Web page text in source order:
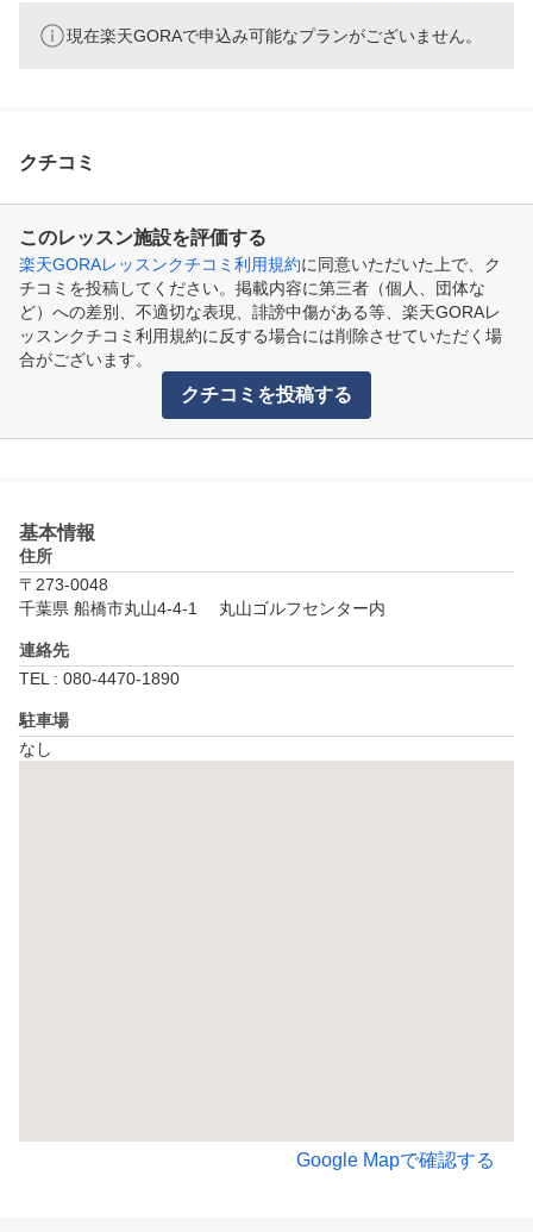
現在楽天GORAで申込み可能なプランがございません。
クチコミ
このレッスン施設を評価する
楽天GORAレッスンクチコミ利用規約に同意いただいた上で、ク
チコミを投稿してください。掲載内容に第三者（個人、団体な
ど）への差別、不適切な表現、誹謗中傷がある等、楽天GORAレ
ッスンクチコミ利用規約に反する場合には削除させていただく場
合がございます。
クチコミを投稿する
基本情報
住所
〒273-0048
千葉県 船橋市丸山4-4-1 　丸山ゴルフセンター内
連絡先
TEL : 080-4470-1890
駐車場
なし
Google Mapで確認する